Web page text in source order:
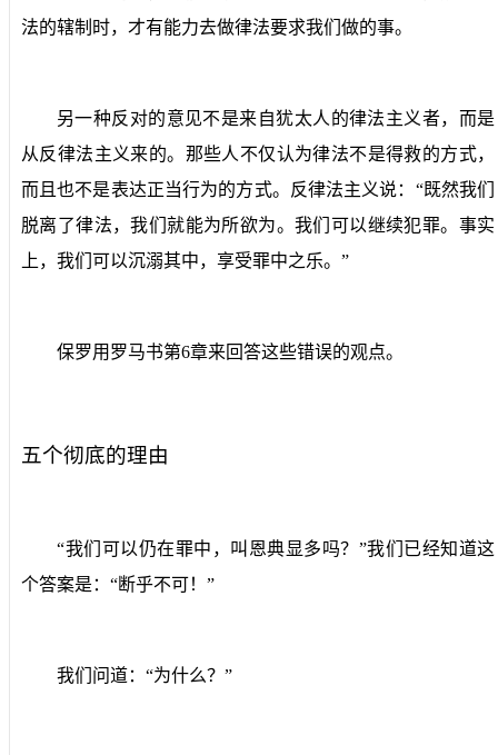
法的辖制时，才有能力去做律法要求我们做的事。
另一种反对的意见不是来自犹太人的律法主义者，而是
从反律法主义来的。那些人不仅认为律法不是得救的方式，
而且也不是表达正当行为的方式。反律法主义说：“既然我们
脱离了律法，我们就能为所欲为。我们可以继续犯罪。事实
上，我们可以沉溺其中，享受罪中之乐。”
保罗用罗马书第6章来回答这些错误的观点。
五个彻底的理由
“我们可以仍在罪中，叫恩典显多吗？”我们已经知道这
个答案是：“断乎不可！”
我们问道：“为什么？”